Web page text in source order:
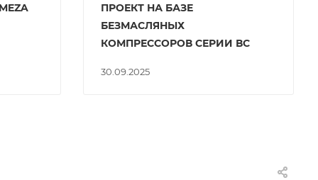
30.09.2025
ПРОЕКТ НА БАЗЕ
БЕЗМАСЛЯНЫХ
КОМПРЕССОРОВ СЕРИИ ВС